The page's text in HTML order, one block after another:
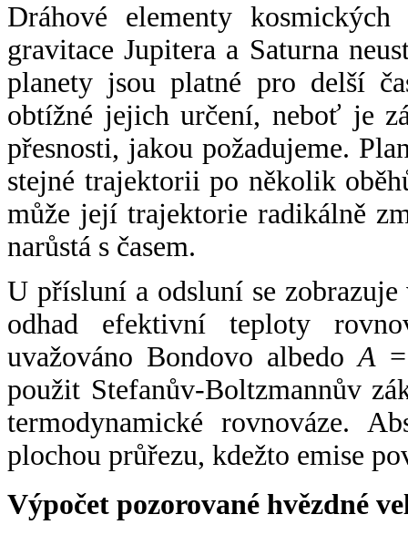
Dráhové elementy
gravitace Jupitera a Saturna
planety jsou platné pro delší
obtížné jejich určení, neboť je
přesnosti, jakou požadujeme.
stejné trajektorii po několik
může její trajektorie radikálně
narůstá s časem.
U přísluní a odsluní se
odhad efektivní teploty
uvažováno Bondovo albedoA
použit Stefanův-Boltzmannův
termodynamické rovnováze.
plochou průřezu, kdežto emise
Výpočet pozorované hvězdné